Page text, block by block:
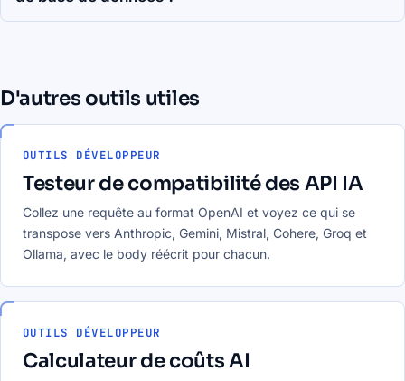
D'autres outils utiles
OUTILS DÉVELOPPEUR
Testeur de compatibilité des API IA
Collez une requête au format OpenAI et voyez ce qui se
transpose vers Anthropic, Gemini, Mistral, Cohere, Groq et
Ollama, avec le body réécrit pour chacun.
OUTILS DÉVELOPPEUR
Calculateur de coûts AI